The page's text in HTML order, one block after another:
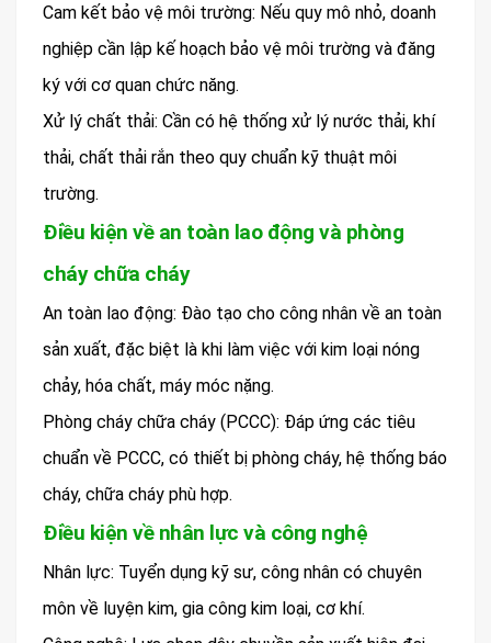
Cam kết bảo vệ môi trường: Nếu quy mô nhỏ, doanh
nghiệp cần lập kế hoạch bảo vệ môi trường và đăng
ký với cơ quan chức năng.
Xử lý chất thải: Cần có hệ thống xử lý nước thải, khí
thải, chất thải rắn theo quy chuẩn kỹ thuật môi
trường.
Điều kiện về an toàn lao động và phòng
cháy chữa cháy
An toàn lao động: Đào tạo cho công nhân về an toàn
sản xuất, đặc biệt là khi làm việc với kim loại nóng
chảy, hóa chất, máy móc nặng.
Phòng cháy chữa cháy (PCCC): Đáp ứng các tiêu
chuẩn về PCCC, có thiết bị phòng cháy, hệ thống báo
cháy, chữa cháy phù hợp.
Điều kiện về nhân lực và công nghệ
Nhân lực: Tuyển dụng kỹ sư, công nhân có chuyên
môn về luyện kim, gia công kim loại, cơ khí.